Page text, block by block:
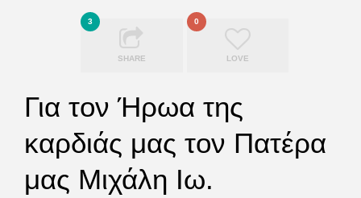
3
SHARE
0
LOVE
Για τον Ήρωα της
καρδιάς μας τον Πατέρα
μας Μιχάλη Ιω.